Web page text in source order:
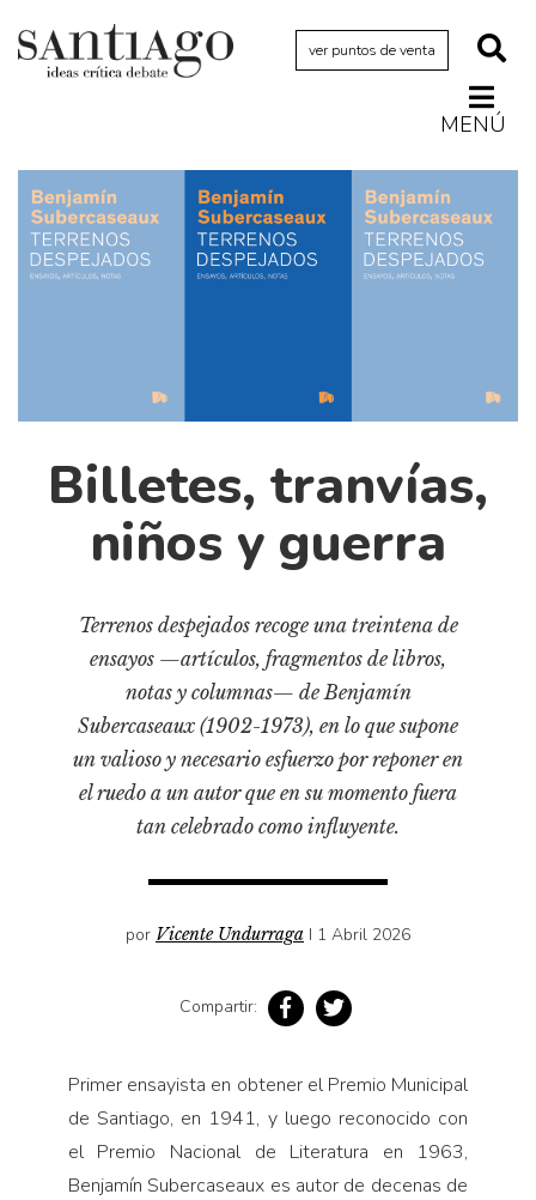
ver puntos de venta
MENÚ
Archivo Cenfoto-UDP
Arquetipos de situación
Críticas
Diccionario portátil de la literatura chilena
Documentos
Fragmentos
Historia
Historia material de los libros
Lagunas mentales
Pensamiento ilustrado
Personaje
Personajes secundarios
Billetes, tranvías,
niños y guerra
Terrenos despejados recoge una treintena de
ensayos —artículos, fragmentos de libros,
notas y columnas— de Benjamín
Subercaseaux (1902-1973), en lo que supone
un valioso y necesario esfuerzo por reponer en
el ruedo a un autor que en su momento fuera
tan celebrado como influyente.
por Vicente Undurraga I 1 Abril 2026
Compartir:
Primer ensayista en obtener el Premio Municipal
de Santiago, en 1941, y luego reconocido con
el Premio Nacional de Literatura en 1963,
Benjamín Subercaseaux es autor de decenas de